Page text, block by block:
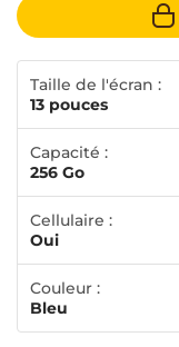
Taille de l'écran :
13 pouces
Capacité :
256 Go
Cellulaire :
Oui
Couleur :
Bleu